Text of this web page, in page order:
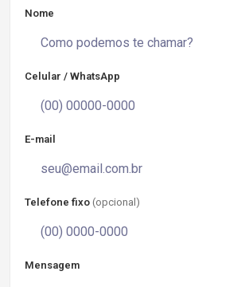
Nome
Celular / WhatsApp
E-mail
Telefone fixo (opcional)
Mensagem